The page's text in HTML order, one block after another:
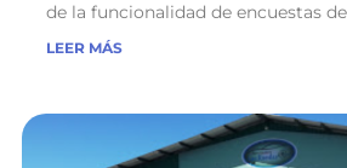
de la funcionalidad de encuestas
LEER MÁS